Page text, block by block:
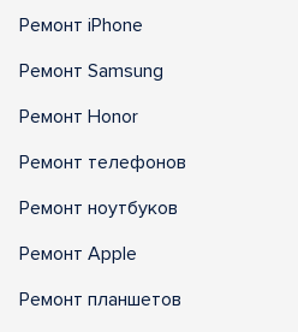
Ремонт iPhone
Ремонт Samsung
Ремонт Honor
Ремонт телефонов
Ремонт ноутбуков
Ремонт Apple
Ремонт планшетов